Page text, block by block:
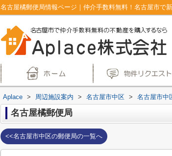
名古屋橘郵便局情報ページ｜仲介手数料無料！名古屋市で
Aplace > 周辺施設案内 > 名古屋市中区 > 名古屋市中
名古屋橘郵便局
<<名古屋市中区の郵便局の一覧へ